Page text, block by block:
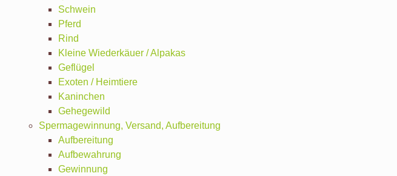
Schwein
Pferd
Rind
Kleine Wiederkäuer / Alpakas
Geflügel
Exoten / Heimtiere
Kaninchen
Gehegewild
Spermagewinnung, Versand, Aufbereitung
Aufbereitung
Aufbewahrung
Gewinnung